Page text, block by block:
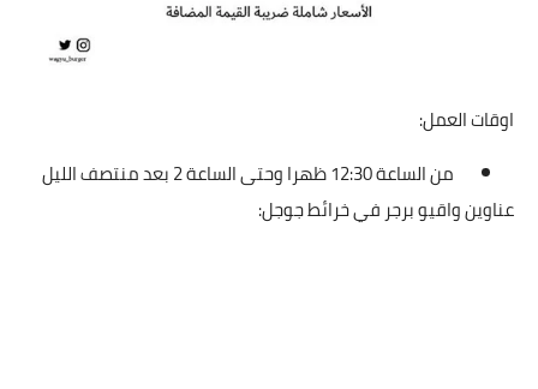
اوقات العمل:
من الساعة 12:30 ظهرا وحتى الساعة 2 بعد منتصف الليل
عناوين واقيو برجر في خرائط جوجل: